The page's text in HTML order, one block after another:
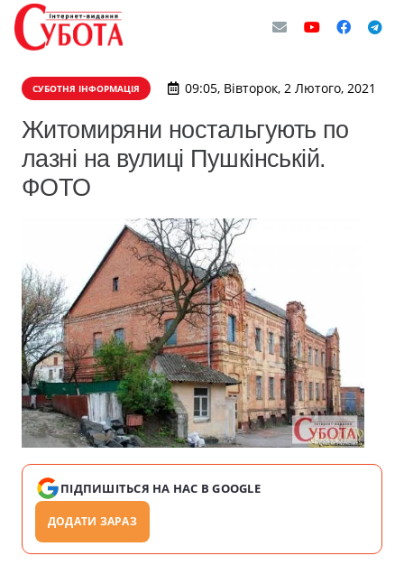
СУБОТНЯ ІНФОРМАЦІЯ 09:05, Вівторок, 2 Лютого, 2021
Житомиряни ностальгують по
лазні на вулиці Пушкінській.
ФОТО
ПІДПИШІТЬСЯ НА НАС В GOOGLE
ДОДАТИ ЗАРАЗ